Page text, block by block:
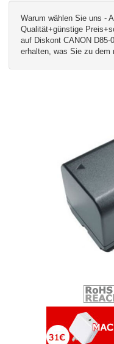
Warum wählen Sie uns -
Qualität+günstige
auf Diskont CANON D85-
erhalten, was Sie zu dem